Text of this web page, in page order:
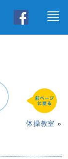
体操教室 »